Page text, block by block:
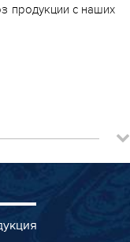
продукции с наших